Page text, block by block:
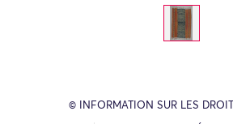
© INFORMATION SUR LES